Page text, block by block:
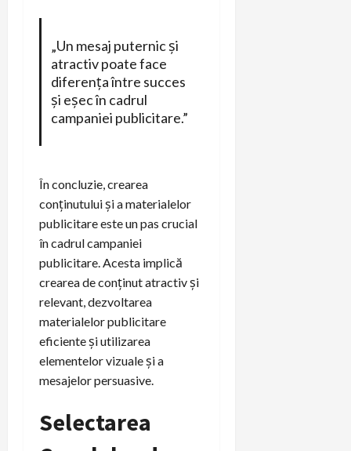
„Un mesaj puternic și
atractiv poate face
diferența între succes
și eșec în cadrul
campaniei publicitare.”
În concluzie, crearea
conținutului și a materialelor
publicitare este un pas crucial
în cadrul campaniei
publicitare. Acesta implică
crearea de conținut atractiv și
relevant, dezvoltarea
materialelor publicitare
eficiente și utilizarea
elementelor vizuale și a
mesajelor persuasive.
Selectarea